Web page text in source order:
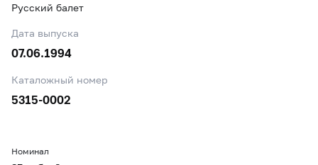
Русский балет
Дата выпуска
07.06.1994
Каталожный номер
5315-0002
Номинал